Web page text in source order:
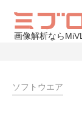
画像解析なら
ソフトウエア